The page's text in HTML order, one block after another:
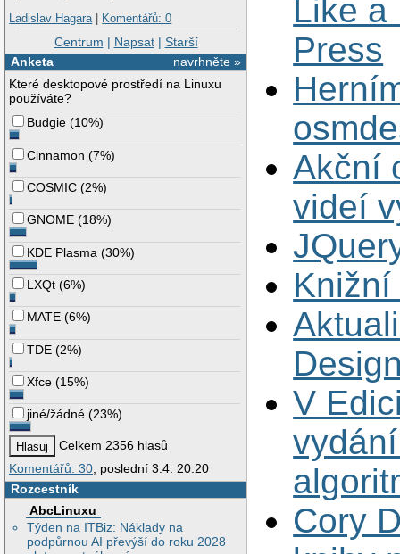
Ladislav Hagara| Komentářů: 0
Centrum | Napsat| Starší
navrhněte »
Anketa
Které desktopové prostředí na Linuxu
používáte?
Budgie (10%)
Cinnamon (7%)
COSMIC (2%)
GNOME (18%)
KDE Plasma (30%)
LXQt (6%)
MATE (6%)
TDE (2%)
Xfce (15%)
jiné/žádné (23%)
Celkem 2356 hlasů
Komentářů: 30 , poslední 3.4. 20:20
Rozcestník
AbcLinuxu
Týden na ITBiz: Náklady na
podpůrnou AI převýší do roku 2028
Like a
Press
Akční
videí
V
Cory